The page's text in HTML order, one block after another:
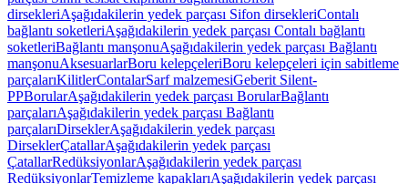
dirsekleriAşağıdakilerin yedek parçası Sifon dirsekleriContalı
bağlantı soketleriAşağıdakilerin yedek parçası Contalı bağlantı
soketleriBağlantı manşonuAşağıdakilerin yedek parçası Bağlantı
manşonuAksesuarlarBoru kelepçeleriBoru kelepçeleri için sabitleme
parçalarıKilitlerContalarSarf malzemesiGeberit Silent-
PPBorularAşağıdakilerin yedek parçası BorularBağlantı
parçalarıAşağıdakilerin yedek parçası Bağlantı
parçalarıDirseklerAşağıdakilerin yedek parçası
DirseklerÇatallarAşağıdakilerin yedek parçası
ÇatallarRedüksiyonlarAşağıdakilerin yedek parçası
RedüksiyonlarTemizleme kapaklarıAşağıdakilerin yedek parçası